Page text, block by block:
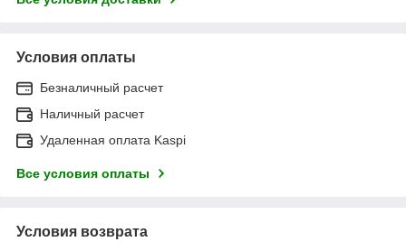
Условия оплаты
Безналичный расчет
Наличный расчет
Удаленная оплата Kaspi
Все условия оплаты
Условия возврата